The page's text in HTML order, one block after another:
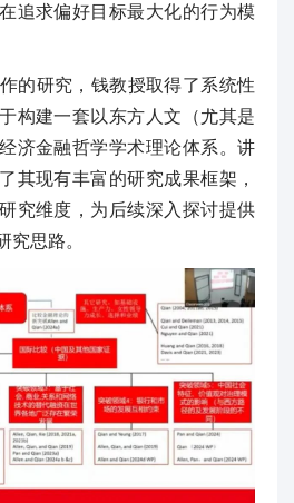
追求偏好目标最大化的行为模
的研究，钱教授取得了系统性
构建一套以东方人文（尤其是
济金融哲学学术理论体系。讲
其现有丰富的研究成果框架，
究维度，为后续深入探讨提供
究思路。